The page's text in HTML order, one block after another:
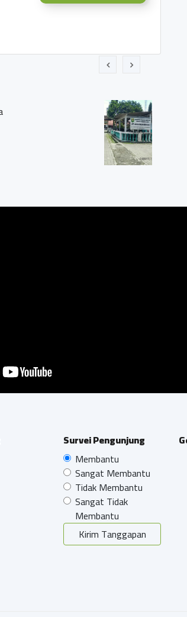
Survei Pengunjung
Membantu
Sangat Membantu
Tidak Membantu
Sangat Tidak
Membantu
Kirim Tanggapan